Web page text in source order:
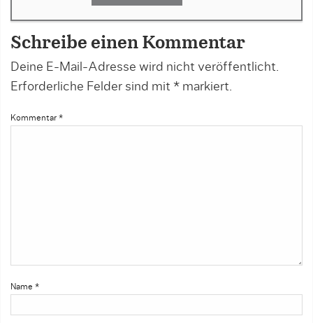
Schreibe einen Kommentar
Deine E-Mail-Adresse wird nicht veröffentlicht.
Erforderliche Felder sind mit * markiert.
Kommentar *
Name *